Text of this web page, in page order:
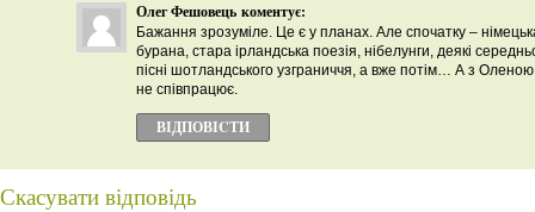
Олег Фешовець коментує:
Бажання зрозуміле. Це є у планах. Але спочатку –
бурана, стара ірландська поезія, нібелунги, деякі
пісні шотландського узграниччя, а вже потім… А з
не співпрацює.
ВІДПОВІCТИ
Скасувати відповідь